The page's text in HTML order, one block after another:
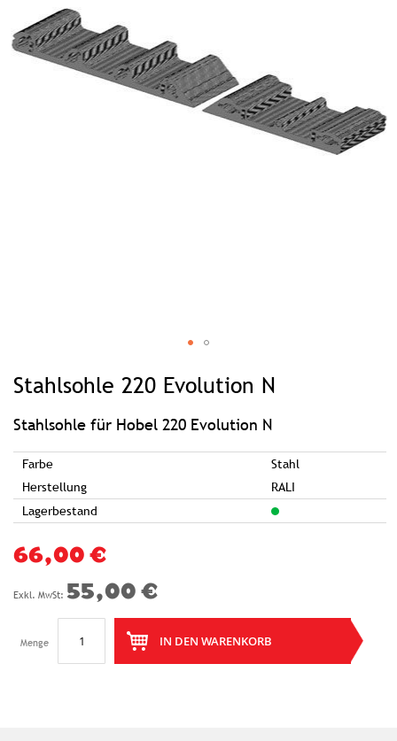
Stahlsohle 220 Evolution N
Stahlsohle für Hobel 220 Evolution N
Farbe
Stahl
Herstellung
RALI
Lagerbestand
66,00 €
55,00 €
Menge IN DEN WARENKORB
Bildgalerie